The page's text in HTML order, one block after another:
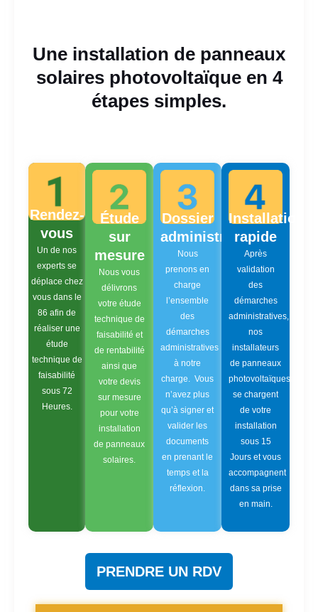
Une installation de panneaux
solaires photovoltaïque en 4
étapes simples.
Rendez-
vous
Un de nos
experts se
déplace chez
vous dans le
86 afin de
réaliser une
étude
technique de
faisabilité
sous 72
Heures.
Étude
sur
mesure
Nous vous
délivrons
votre étude
technique de
faisabilité et
de rentabilité
ainsi que
votre devis
sur mesure
pour votre
installation
de panneaux
solaires.
Dossier
administratif
Nous
prenons en
charge
l’ensemble
des
démarches
administratives
à notre
charge. Vous
n’avez plus
qu’à signer et
valider les
documents
en prenant le
temps et la
réflexion.
Installation
rapide
Après
validation
des
démarches
administratives,
nos
installateurs
de panneaux
photovoltaïques
se chargent
de votre
installation
sous 15
Jours et vous
accompagnent
dans sa prise
en main.
PRENDRE UN RDV